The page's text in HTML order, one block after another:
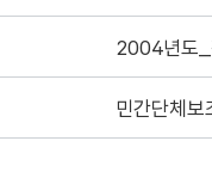
2004년도_
민간단체